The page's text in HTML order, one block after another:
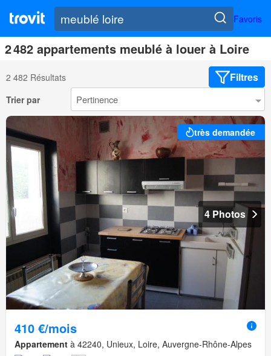
Favoris
2 482 appartements meublé à louer à Loire
2 482 Résultats Filtres
Trier par
très demandée
4 Photos
410 €/mois
Appartement à 42240, Unieux, Loire, Auvergne-Rhône-Alpes